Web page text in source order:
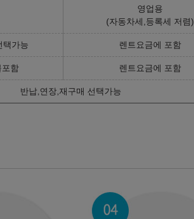
영업용
(자동차세,등록세 저렴)
택가능 렌트요금에 포함
포함 렌트요금에 포함
반납,연장,재구매 선택가능